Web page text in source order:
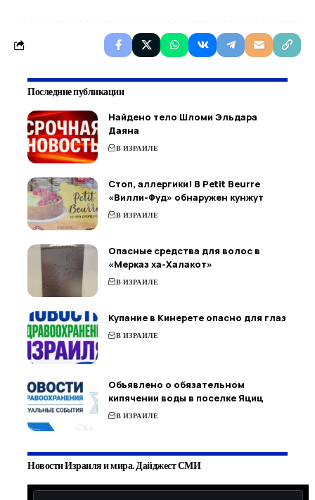
Последние публикации
Найдено тело Шломи Эльдара
Даяна
В ИЗРАИЛЕ
Стоп, аллергики! В Petit Beurre
«Вилли-Фуд» обнаружен кунжут
В ИЗРАИЛЕ
Опасные средства для волос в
«Мерказ ха-Халакот»
В ИЗРАИЛЕ
Купание в Кинерете опасно для глаз
В ИЗРАИЛЕ
Объявлено о обязательном
кипячении воды в поселке Яциц
В ИЗРАИЛЕ
Новости Израиля и мира. Дайджест СМИ